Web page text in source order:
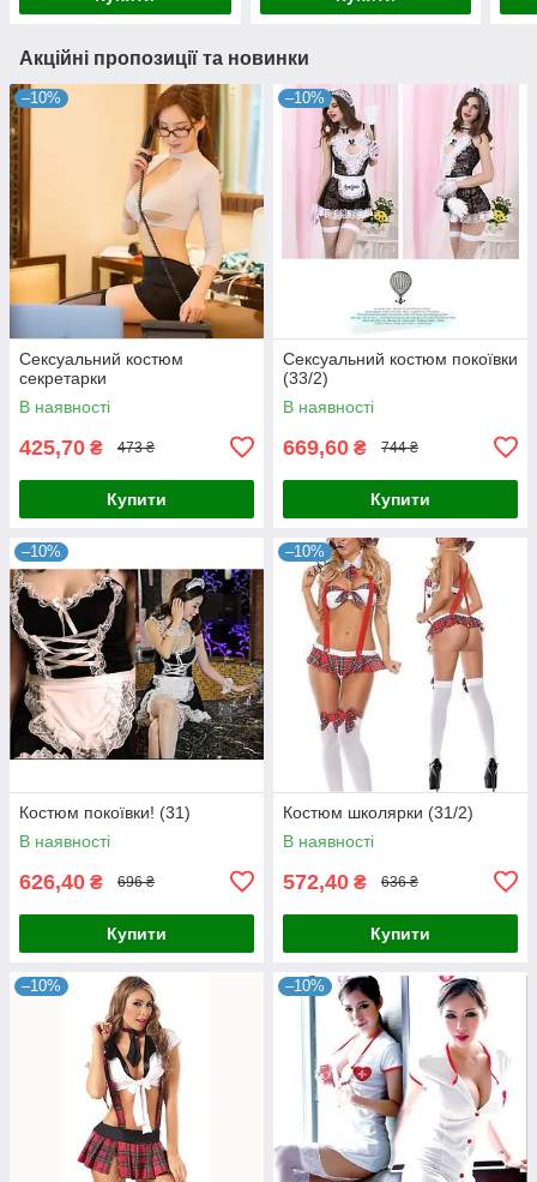
Акційні пропозиції та новинки
–10%
Сексуальний костюм
секретарки
В наявності
425,70 ₴ 473 ₴
Купити
–10%
Сексуальний костюм покоївки
(33/2)
В наявності
669,60 ₴ 744 ₴
Купити
–10%
Костюм покоївки! (31)
В наявності
626,40 ₴ 696 ₴
Купити
–10%
Костюм школярки (31/2)
В наявності
572,40 ₴ 636 ₴
Купити
–10% –10%